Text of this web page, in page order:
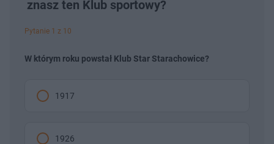
znasz ten Klub sportowy?
Pytanie 1 z 10
W którym roku powstał Klub Star Starachowice?
1917
1926